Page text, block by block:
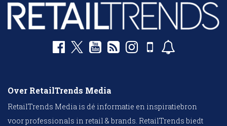
Over RetailTrends Media
RetailTrends Media is dé informatie en inspiratiebron
voor professionals in retail & brands. RetailTrends biedt